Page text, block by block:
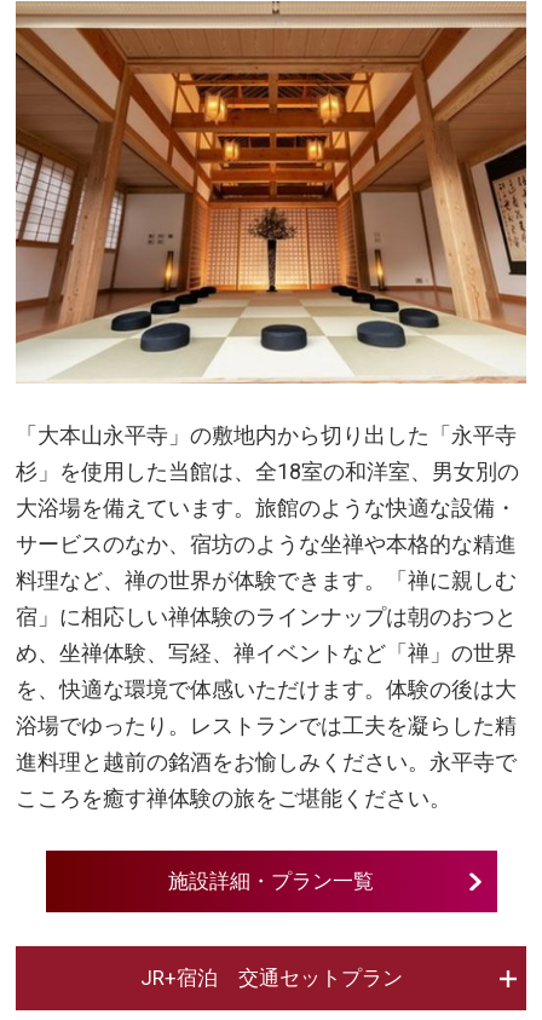
「大本山永平寺」の敷地内から切り出した「永平寺
杉」を使用した当館は、全18室の和洋室、男女別の
大浴場を備えています。旅館のような快適な設備・
サービスのなか、宿坊のような坐禅や本格的な精進
料理など、禅の世界が体験できます。「禅に親しむ
宿」に相応しい禅体験のラインナップは朝のおつと
め、坐禅体験、写経、禅イベントなど「禅」の世界
を、快適な環境で体感いただけます。体験の後は大
浴場でゆったり。レストランでは工夫を凝らした精
進料理と越前の銘酒をお愉しみください。永平寺で
こころを癒す禅体験の旅をご堪能ください。
施設詳細・プラン一覧
JR+宿泊 交通セットプラン